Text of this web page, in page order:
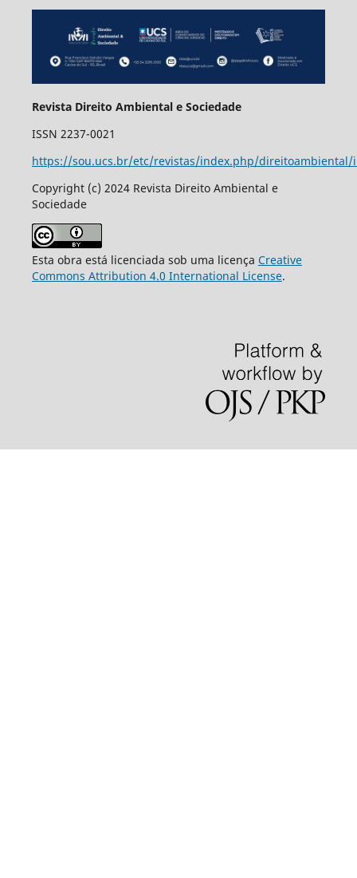
Revista Direito Ambiental e Sociedade
ISSN 2237-0021
https://sou.ucs.br/etc/revistas/index.php/direitoambiental/
Copyright (c) 2024 Revista Direito Ambiental e
Sociedade
Esta obra está licenciada sob uma licença Creative
Commons Attribution 4.0 International License.